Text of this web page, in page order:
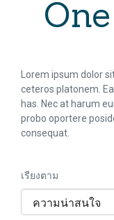
Lorem ipsum dolor
ceteros platonem.
has. Nec at harum
probo oportere
consequat.
เรียงตาม